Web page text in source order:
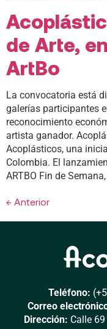
de Arte,
ArtBo
La convocatoria está
galerías participantes
reconocimiento
artista ganador.
Acoplásticos, una
Colombia. El
ARTBO Fin de
← Anterior
Teléfono:
Correo
Dirección: Calle